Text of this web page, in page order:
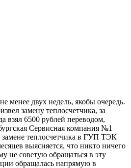
менее двух недель, якобы очередь.
замену теплосчетчика, за
взял 6500 рублей переводом,
Сервисная компания №1
замене теплосчетчика в ГУП ТЭК
выясняется, что никто ничего
не советую обращаться в эту
обращалась напрямую в